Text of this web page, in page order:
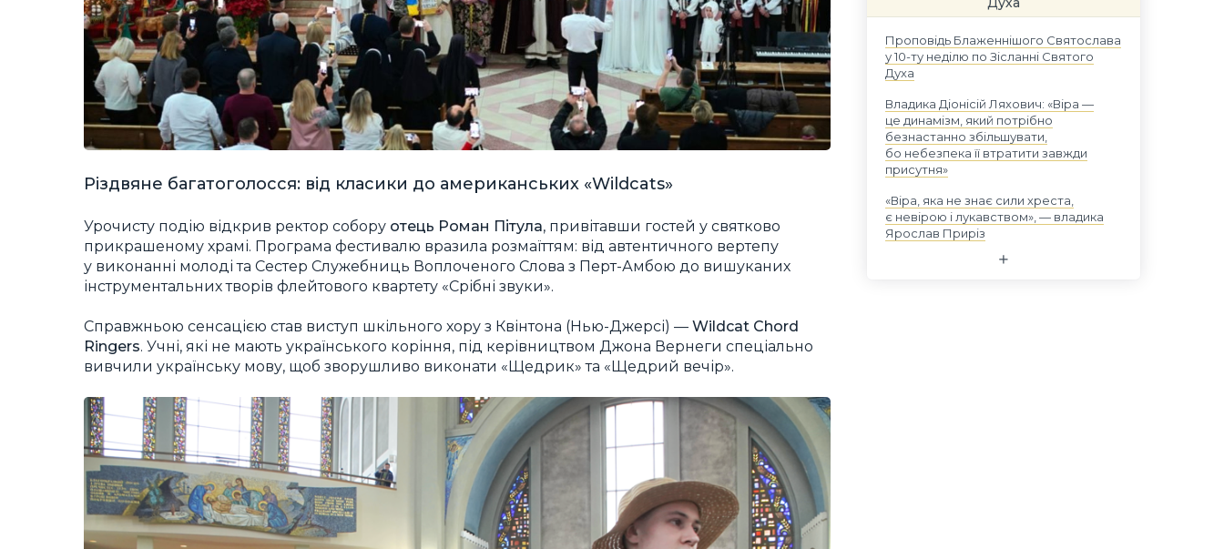
Різдвяне багатоголосся: від класики до американських «Wildcats»
Урочисту подію відкрив ректор собору отець Роман Пітула, привітавши гостей у святково
прикрашеному храмі. Програма фестивалю вразила розмаїттям: від автентичного вертепу
у виконанні молоді та Сестер Служебниць Воплоченого Слова з Перт-Амбою до вишуканих
інструментальних творів флейтового квартету «Срібні звуки».
Справжньою сенсацією став виступ шкільного хору з Квінтона (Нью-Джерсі) — Wildcat Chord
Ringers. Учні, які не мають українського коріння, під керівництвом Джона Вернеги спеціально
вивчили українську мову, щоб зворушливо виконати «Щедрик» та «Щедрий вечір».
Проповідь Блаженнішого Святослава
у 10-ту неділю по Зісланні Святого
Духа
Владика Діонісій Ляхович: «Віра —
це динамізм, який потрібно
безнастанно збільшувати,
бо небезпека її втратити завжди
присутня»
«Віра, яка не знає сили хреста,
є невірою і лукавством», — владика
Ярослав Приріз